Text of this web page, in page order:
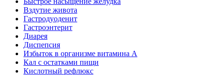
Вздутие живота
Гастродуоденит
Гастроэнтерит
Диарея
Диспепсия
Избыток в организме витамина А
Кал с остатками пищи
Кислотный рефлюкс